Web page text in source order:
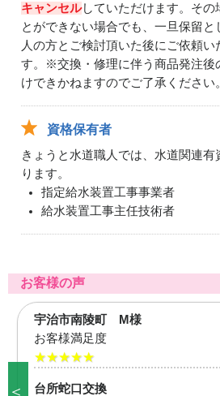
キャンセルしていただけます。その
とができない場合でも、一旦保留と
人の方とご検討頂いた後にご依頼
す。※交換・修理に伴う商品発注後
けできかねますのでご了承ください。
資格保有者
きょうと水道職人では、水道関連有
ります。
指定給水装置工事事業者
給水装置工事主任技術者
お客様の声
宇治市南陵町 M様
お客様満足度
★★★★★
台所蛇口交換
＜